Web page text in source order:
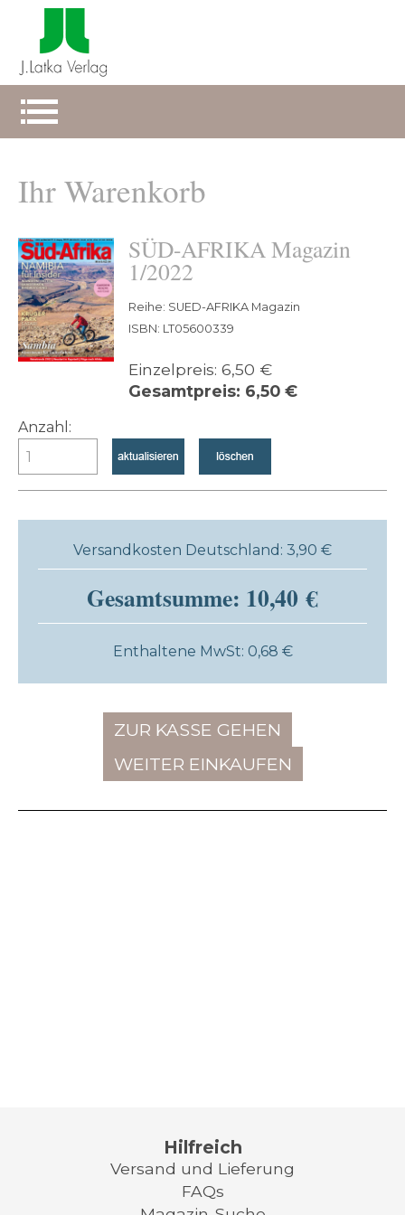
Ihr Warenkorb
SÜD-AFRIKA Magazin
1/2022
Reihe: SUED-AFRIKA Magazin
ISBN: LT05600339
Einzelpreis: 6,50 €
Gesamtpreis: 6,50 €
Anzahl:
Versandkosten Deutschland: 3,90 €
Gesamtsumme: 10,40 €
Enthaltene MwSt: 0,68 €
ZUR KASSE GEHEN
WEITER EINKAUFEN
Hilfreich
Versand und Lieferung
FAQs